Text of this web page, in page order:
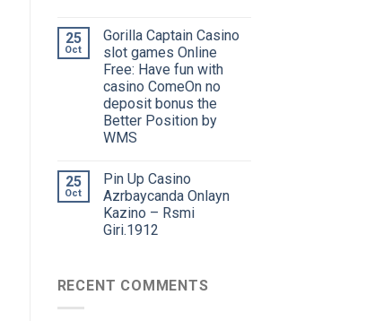
25
Oct
Gorilla Captain Casino
slot games Online
Free: Have fun with
casino ComeOn no
deposit bonus the
Better Position by
WMS
25
Oct
Pin Up Casino
Azrbaycanda Onlayn
Kazino – Rsmi
Giri.1912
RECENT COMMENTS